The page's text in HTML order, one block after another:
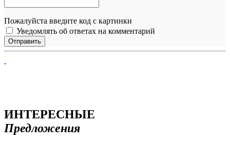
Пожалуйста введите код с картинки
Уведомлять об ответах на комментарий
ИНТЕРЕСНЫЕ
Предложения